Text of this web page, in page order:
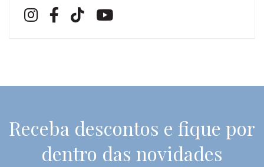
Receba descontos e fique por
dentro das novidades